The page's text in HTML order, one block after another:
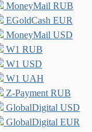
MoneyMail RUB
EGoldCash EUR
MoneyMail USD
W1 RUB
W1 USD
W1 UAH
Z-Payment RUB
GlobalDigital USD
GlobalDigital EUR